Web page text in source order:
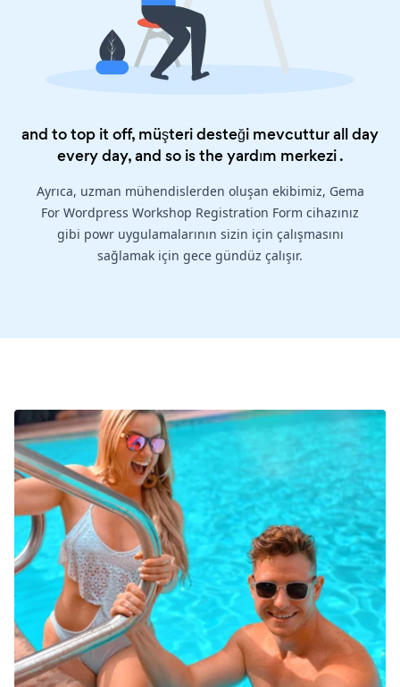
and to top it off, müşteri desteği mevcuttur all day
every day, and so is theyardım merkezi.
Ayrıca, uzman mühendislerden oluşan ekibimiz, Gema
For Wordpress Workshop Registration Form cihazınız
gibi powr uygulamalarının sizin için çalışmasını
sağlamak için gece gündüz çalışır.